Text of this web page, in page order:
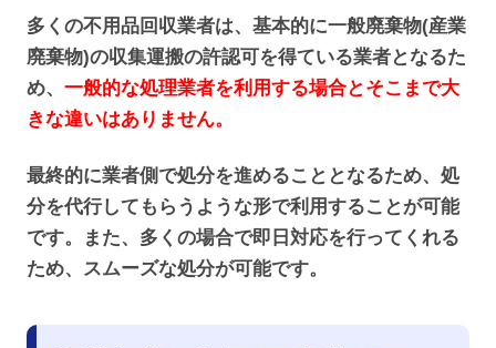
多くの不用品回収業者は、基本的に一般廃棄物(産業
廃棄物)の収集運搬の許認可を得ている業者となるた
め、 一般的な処理業者を利用する場合とそこまで大
きな違いはありません。
最終的に業者側で処分を進めることとなるため、処
分を代行してもらうような形で利用することが可能
です。また、多くの場合で即日対応を行ってくれる
ため、スムーズな処分が可能です。